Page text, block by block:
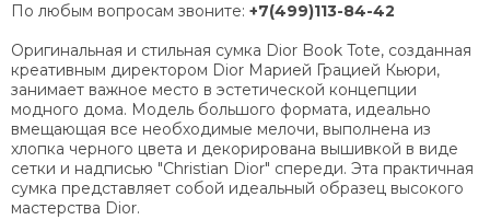
По любым вопросам звоните: +7(499)113-84-42
Оригинальная и стильная сумка Dior Book Tote, созданная
креативным директором Dior Марией Грацией Кьюри,
занимает важное место в эстетической концепции
модного дома. Модель большого формата, идеально
вмещающая все необходимые мелочи, выполнена из
хлопка черного цвета и декорирована вышивкой в виде
сетки и надписью "Christian Dior" спереди. Эта практичная
сумка представляет собой идеальный образец высокого
мастерства Dior.